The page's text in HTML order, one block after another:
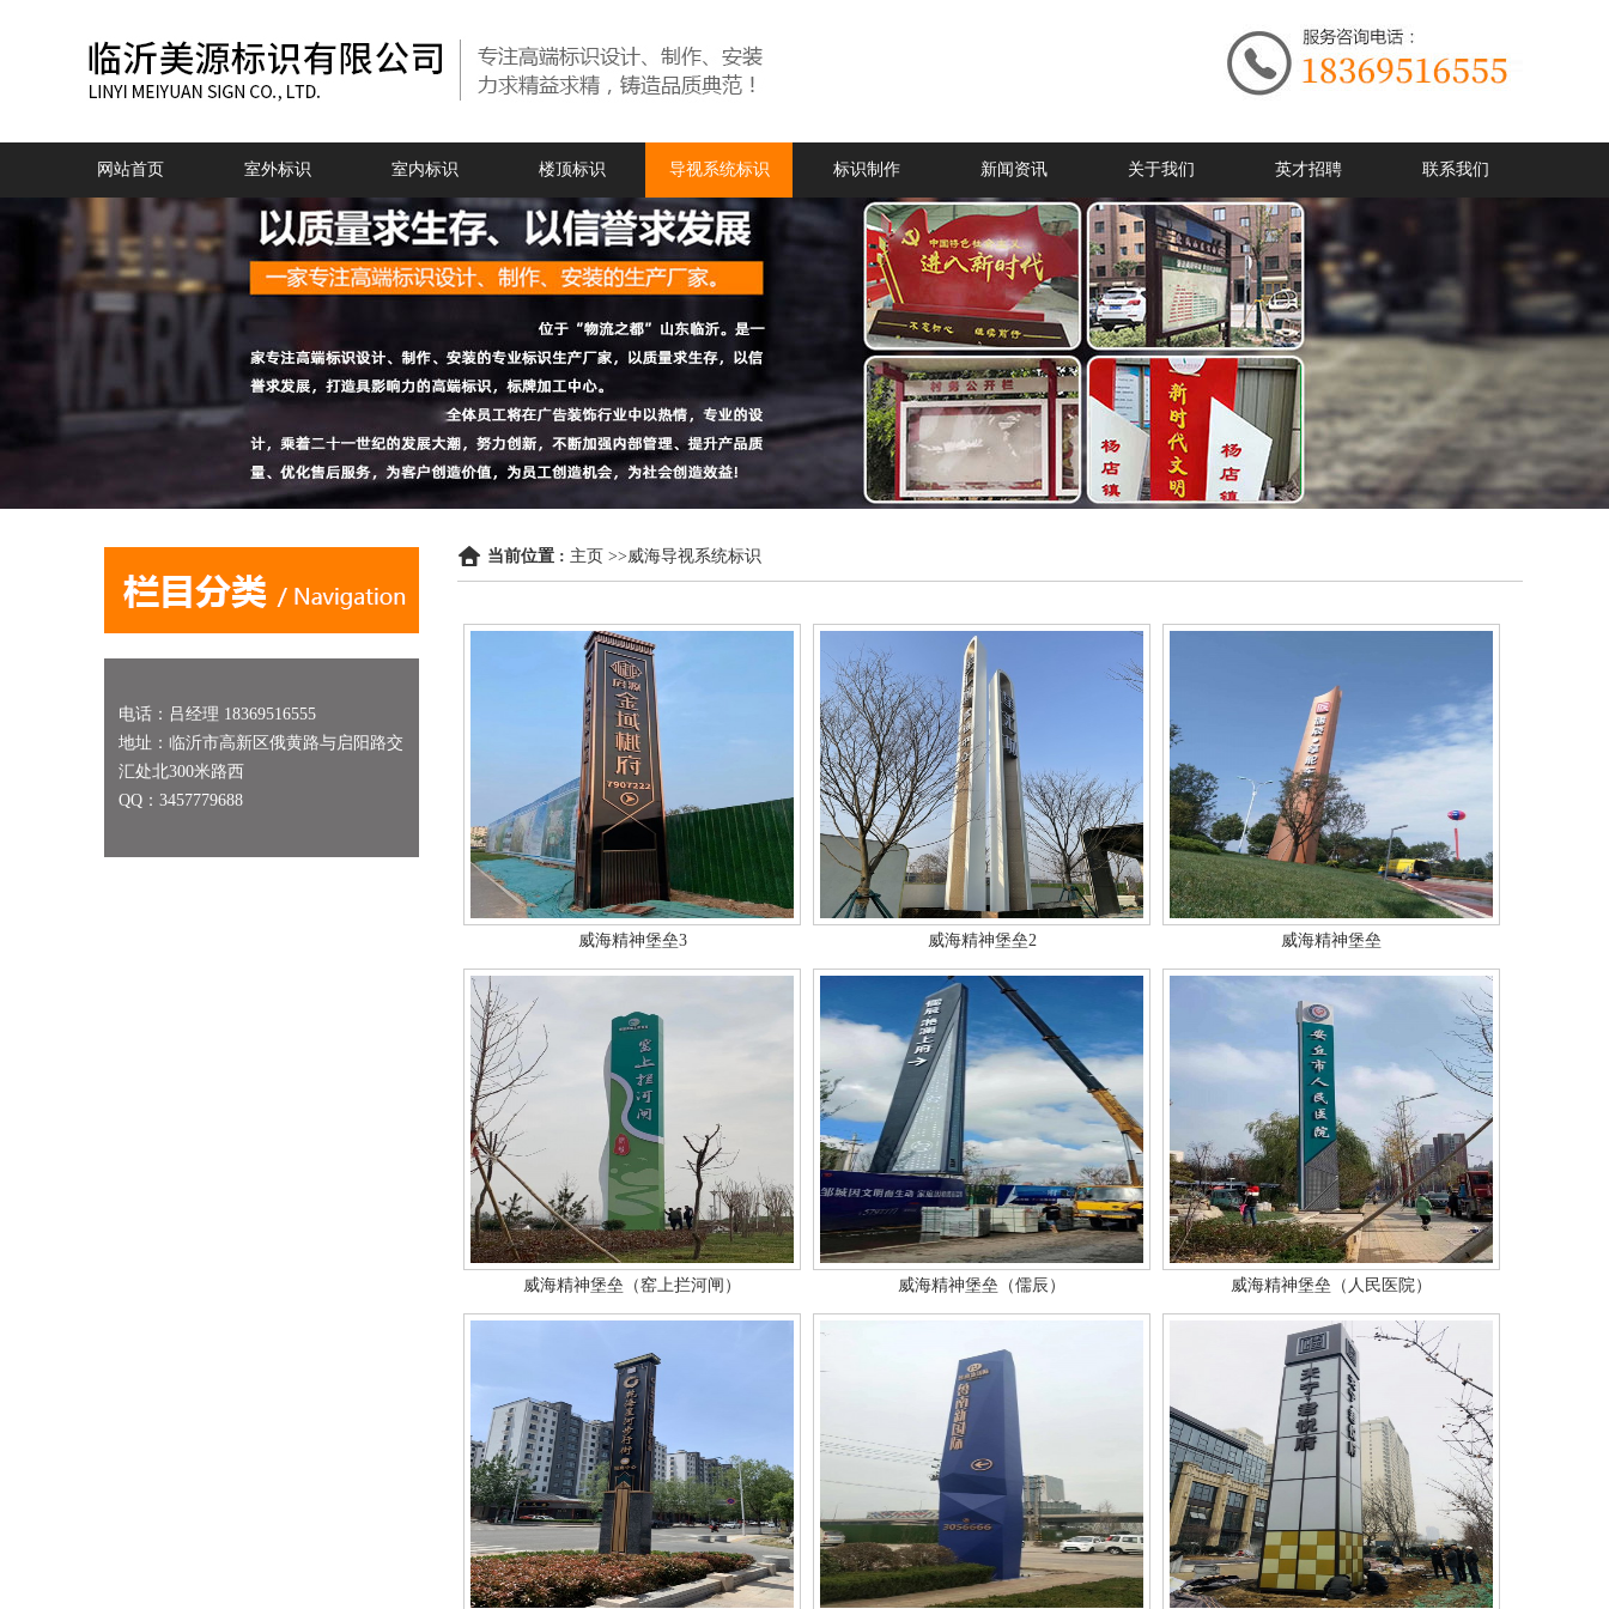
网站首页 室外标识 室内标识 楼顶标识 导视系统标识 标识制作 新闻资讯 关于我们 英才招聘 联系我们
电话：吕经理 18369516555
地址：临沂市高新区俄黄路与启阳路交
汇处北300米路西
QQ：3457779688
当前位置 : 主页 >>威海导视系统标识
威海精神堡垒3 威海精神堡垒2 威海精神堡垒
威海精神堡垒（窑上拦河闸） 威海精神堡垒（儒辰） 威海精神堡垒（人民医院）